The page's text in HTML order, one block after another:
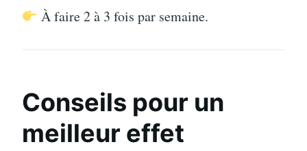
À faire 2 à 3 fois par semaine.
Conseils pour un
meilleur effet